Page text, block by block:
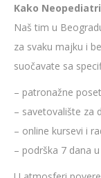
Kako
Naš tim u
za svaku majku i
suočavate sa
– patronažne
– savetovalište za
– online kursevi i
– podrška 7 dana